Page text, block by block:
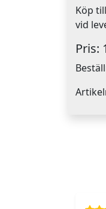
Köp
vid
Pris: